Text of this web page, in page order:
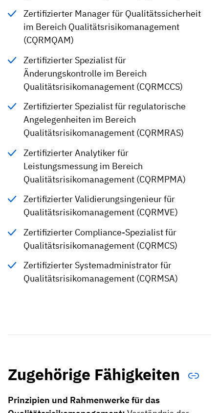
Zertifizierter Manager für Qualitätssicherheit
im Bereich Qualitätsrisikomanagement
(CQRMQAM)
Zertifizierter Spezialist für
Änderungskontrolle im Bereich
Qualitätsrisikomanagement (CQRMCCS)
Zertifizierter Spezialist für regulatorische
Angelegenheiten im Bereich
Qualitätsrisikomanagement (CQRMRAS)
Zertifizierter Analytiker für
Leistungsmessung im Bereich
Qualitätsrisikomanagement (CQRMPMA)
Zertifizierter Validierungsingenieur für
Qualitätsrisikomanagement (CQRMVE)
Zertifizierter Compliance-Spezialist für
Qualitätsrisikomanagement (CQRMCS)
Zertifizierter Systemadministrator für
Qualitätsrisikomanagement (CQRMSA)
Zugehörige Fähigkeiten
Prinzipien und Rahmenwerke für das